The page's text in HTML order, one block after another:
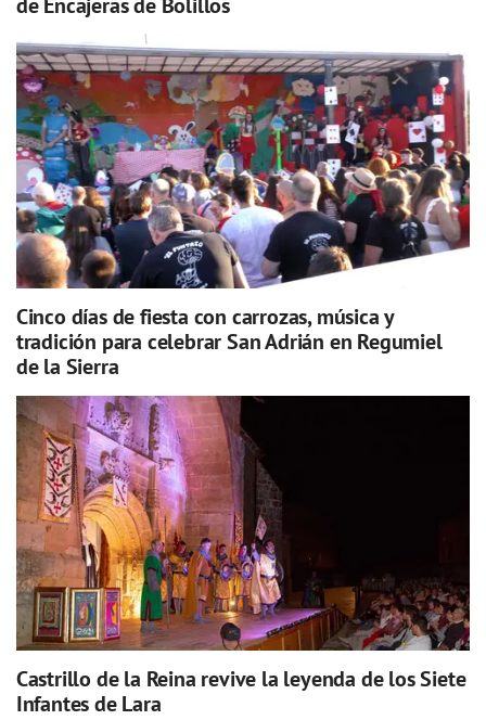
Cinco días de fiesta con carrozas, música y
tradición para celebrar San Adrián en Regumiel
de la Sierra
Castrillo de la Reina revive la leyenda de los Siete
Infantes de Lara